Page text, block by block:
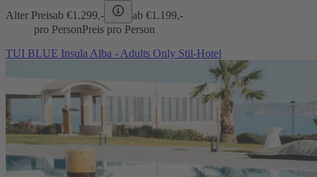
Alter Preisab €1.299,- ab €1.199,-
pro PersonPreis pro Person
TUI BLUE Insula Alba - Adults Only Stil-Hotel